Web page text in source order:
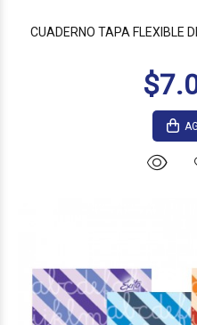
CUADERNO TAPA FLEXIBLE